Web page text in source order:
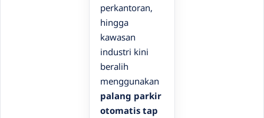
perkantoran,
hingga
kawasan
industri kini
beralih
menggunakan
palang parkir
otomatis tap